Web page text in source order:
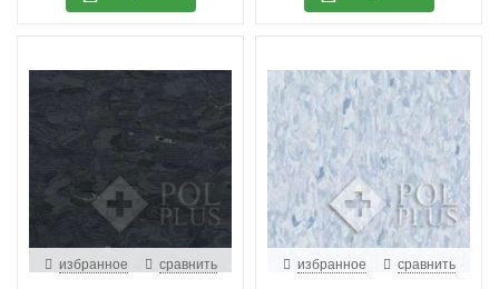
избранное сравнить избранное сравнить